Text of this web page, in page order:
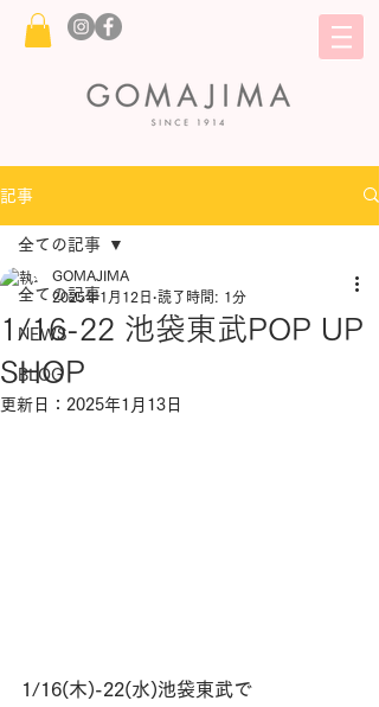
記事
全ての記事
NEWS
BLOG
全ての記事
1/16-22 池袋東武POP UP
SHOP
GOMAJIMA
2025年1月12日 読了時間: 1分
更新日： 2025年1月13日
1/16(木)-22(水)池袋東武で